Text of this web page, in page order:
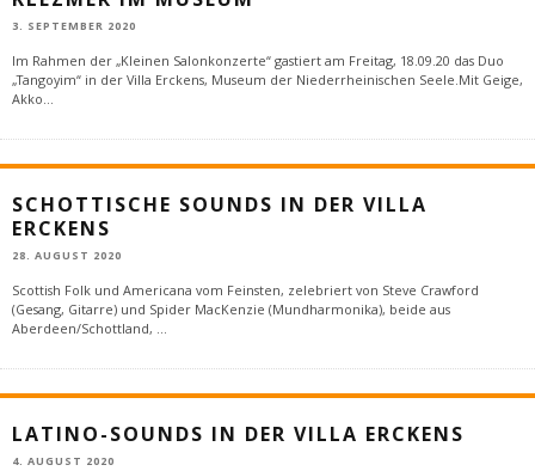
3. SEPTEMBER 2020
Im Rahmen der „Kleinen Salonkonzerte“ gastiert am Freitag, 18.09.20 das Duo
„Tangoyim“ in der Villa Erckens, Museum der Niederrheinischen Seele.Mit Geige,
Akko...
SCHOTTISCHE SOUNDS IN DER VILLA
ERCKENS
28. AUGUST 2020
Scottish Folk und Americana vom Feinsten, zelebriert von Steve Crawford
(Gesang, Gitarre) und Spider MacKenzie (Mundharmonika), beide aus
Aberdeen/Schottland, ...
LATINO-SOUNDS IN DER VILLA ERCKENS
4. AUGUST 2020